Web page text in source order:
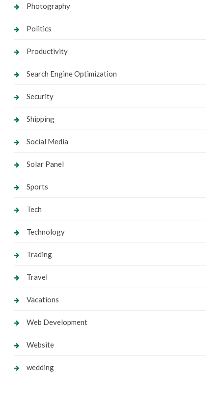
Photography
Politics
Productivity
Search Engine Optimization
Security
Shipping
Social Media
Solar Panel
Sports
Tech
Technology
Trading
Travel
Vacations
Web Development
Website
wedding